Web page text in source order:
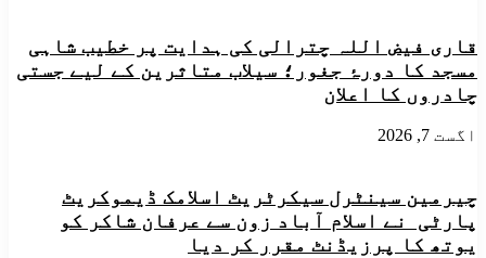
قاری فیض اللہ چترالی کی ہدایت پر خطیب شاہی
مسجد کا دورۂ جغور؛ سیلاب متاثرین کے لیے جستی
چادروں کا اعلان
اگست 7, 2026
چیرمین سینٹرل سیکرٹریٹ اسلامک ڈیموکریٹ
پارٹی نے اسلام آباد زون سے عرفان شاکر کو
یوتھ کا پرزیڈنٹ مقرر کر دیا